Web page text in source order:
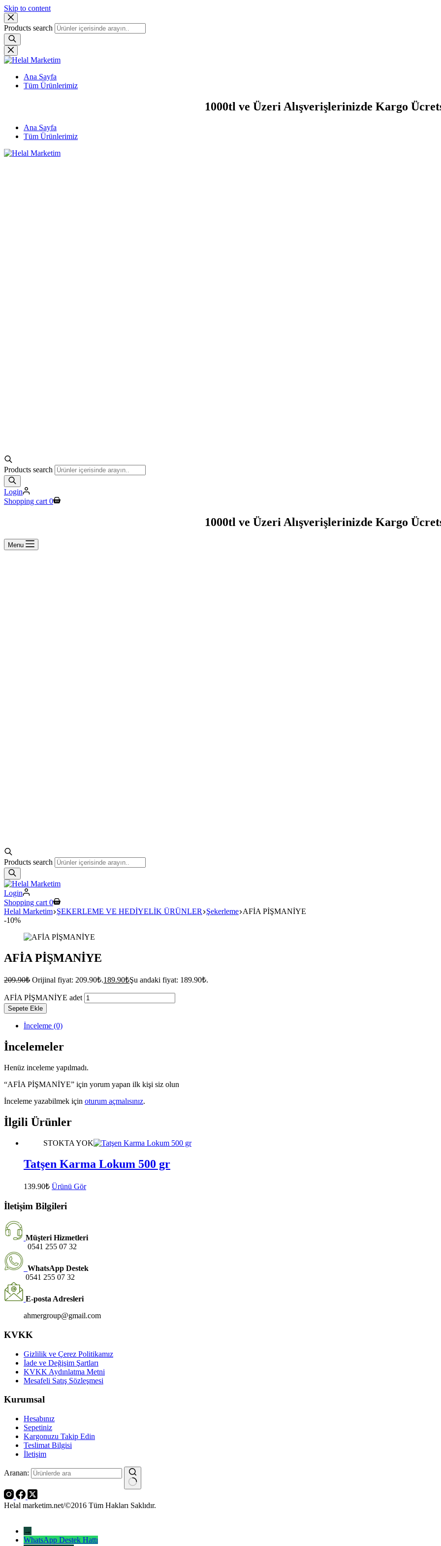
Skip to content
Products search
Ana Sayfa
Tüm Ürünlerimiz
1000tl ve Üzeri Alışverişlerinizde Kargo
Ana Sayfa
Tüm Ürünlerimiz
Products search
Login
Shopping cart 0
1000tl ve Üzeri Alışverişlerinizde Kargo
Menu
Products search
Login
Shopping cart 0
Helal Marketim ŞEKERLEME VE HEDİYELİK ÜRÜNLER Şekerleme AFİA PİŞMANİYE
-10%
AFİA PİŞMANİYE
209.90₺ Orijinal fiyat: 209.90₺.189.90₺Şu andaki fiyat: 189.90₺.
AFİA PİŞMANİYE adet
Sepete Ekle
İnceleme (0)
İncelemeler
Henüz inceleme yapılmadı.
“AFİA PİŞMANİYE” için yorum yapan ilk kişi siz olun
İnceleme yazabilmek için oturum açmalısınız.
İlgili Ürünler
STOKTA YOK
Tatşen Karma Lokum 500 gr
139.90₺ Ürünü Gör
İletişim Bilgileri
Müşteri Hizmetleri
0541 255 07 32
WhatsApp Destek
0541 255 07 32
E-posta Adresleri
ahmergroup@gmail.com
KVKK
Gizlilik ve Çerez Politikamız
İade ve Değişim Şartları
KVKK Aydınlatma Metni
Mesafeli Satış Sözleşmesi
Kurumsal
Hesabınız
Sepetiniz
Kargonuzu Takip Edin
Teslimat Bilgisi
İletişim
Aranan:
Helal marketim.net/©2016 Tüm Hakları Saklıdır.
→
WhatsApp Destek Hattı